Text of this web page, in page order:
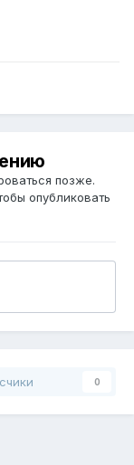
позже.
опубликовать
0